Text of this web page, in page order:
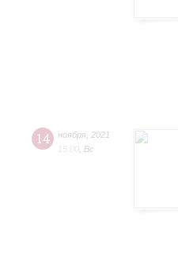
14 ноября 2021
15:00 Вс